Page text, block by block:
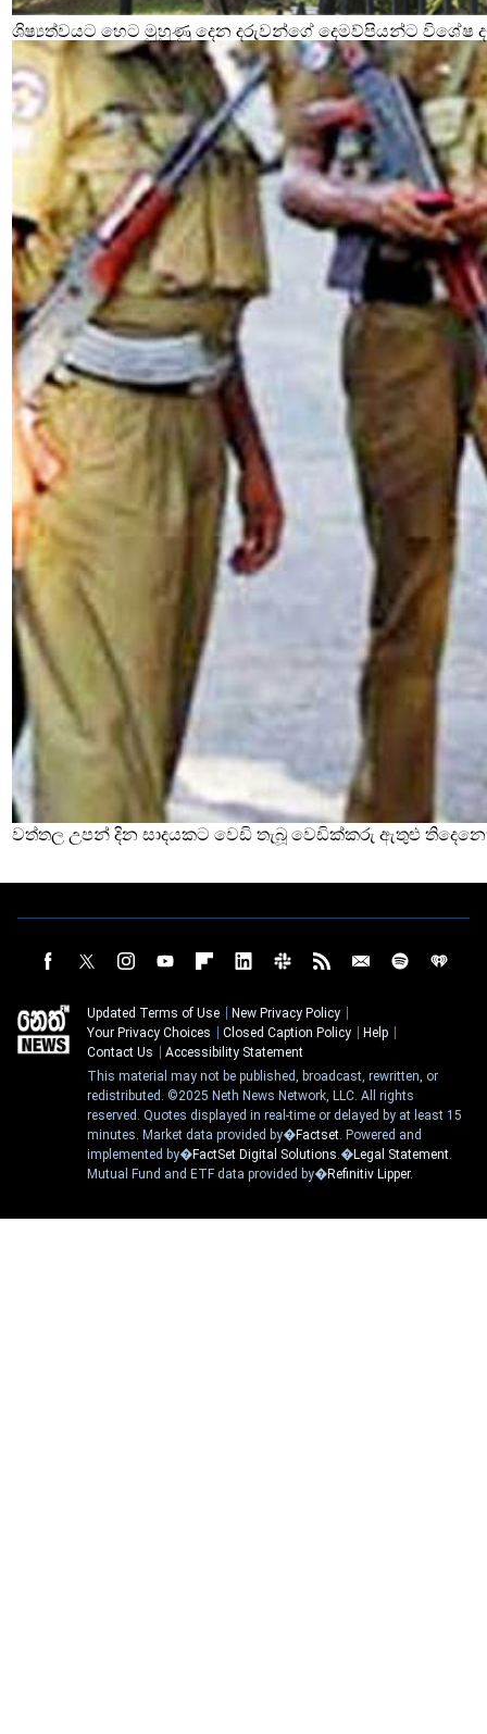
ශිෂ්‍යත්වයට හෙට මුහුණු දෙන දරුවන්ගේ දෙමව්පියන්ට විශේෂ
වත්තල උපන් දින සාදයකට වෙඩි තැබූ වෙඩික්කරු ඇතුළු
Updated Terms of Use
New Privacy Policy
Your Privacy Choices
Closed Caption Policy
Help
Contact Us
Accessibility Statement
This material may not be published, broadcast, rewritten, or
redistributed. ©2025 Neth News Network, LLC. All rights
reserved. Quotes displayed in real-time or delayed by at least 15
minutes. Market data provided by�Factset. Powered and
implemented by�FactSet Digital Solutions.�Legal Statement.
Mutual Fund and ETF data provided by�Refinitiv Lipper.